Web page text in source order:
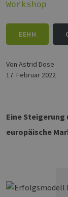
Workshop
EEHH
Eine Steigerung
europäische
von Astrid Dose
17. Februar 2022